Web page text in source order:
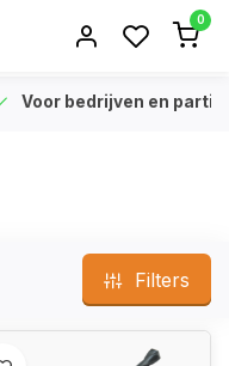
0
Voor bedrijven en
Filters